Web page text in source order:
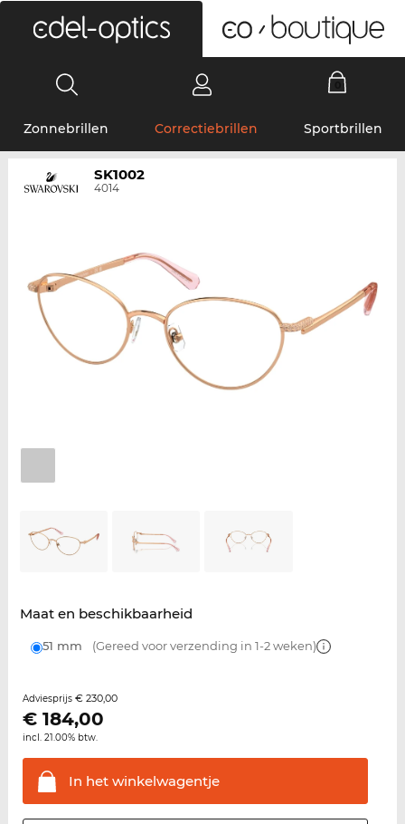
Zonnebrillen Correctiebrillen Sportbrillen
SK1002
4014
Maat en beschikbaarheid
51 mm (Gereed voor verzending in 1-2 weken)
Adviesprijs € 230,00
€ 184,00
incl. 21.00% btw.
In hetwinkelwagentje